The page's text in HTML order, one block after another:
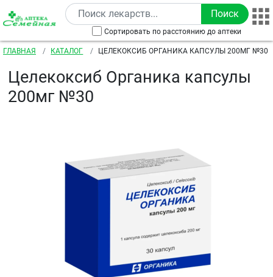
Перейти к основному содержанию
Сортировать по расстоянию до аптеки
Строка навигации
ГЛАВНАЯ КАТАЛОГ ЦЕЛЕКОКСИБ ОРГАНИКА КАПСУЛЫ 200МГ №30
Целекоксиб Органика капсулы
200мг №30